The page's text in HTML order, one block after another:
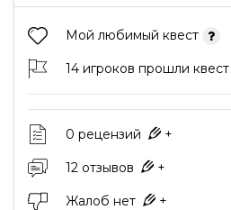
Мой любимый квест
14 игроков прошли квест
0 рецензий +
12 отзывов +
Жалоб нет +